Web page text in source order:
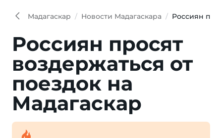
Мадагаскар Новости Мадагаскара Россиян
Россиян просят
воздержаться от
поездок на
Мадагаскар